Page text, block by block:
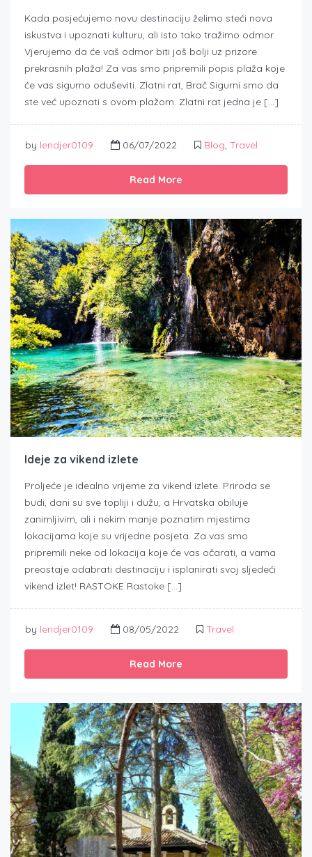
Kada posjećujemo novu destinaciju želimo steći nova
iskustva i upoznati kulturu, ali isto tako tražimo odmor.
Vjerujemo da će vaš odmor biti još bolji uz prizore
prekrasnih plaža! Za vas smo pripremili popis plaža koje
će vas sigurno oduševiti. Zlatni rat, Brač Sigurni smo da
ste već upoznati s ovom plažom. Zlatni rat jedna je […]
by lendjer0109 06/07/2022 Blog, Travel
Read More
Ideje za vikend izlete
Proljeće je idealno vrijeme za vikend izlete. Priroda se
budi, dani su sve topliji i dužu, a Hrvatska obiluje
zanimljivim, ali i nekim manje poznatim mjestima
lokacijama koje su vrijedne posjeta. Za vas smo
pripremili neke od lokacija koje će vas očarati, a vama
preostaje odabrati destinaciju i isplanirati svoj sljedeći
vikend izlet! RASTOKE Rastoke […]
by lendjer0109 08/05/2022 Travel
Read More